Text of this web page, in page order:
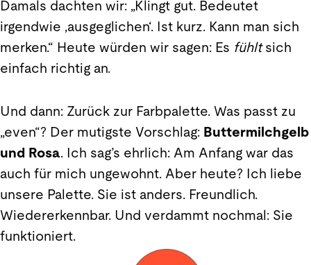
Damals dachten wir: „Klingt gut. Bedeutet
irgendwie ‚ausgeglichen‘. Ist kurz. Kann man sich
merken.“ Heute würden wir sagen: Es fühltsich
einfach richtig an.
Und dann: Zurück zur Farbpalette. Was passt zu
„even“? Der mutigste Vorschlag: Buttermilchgelb
und Rosa. Ich sag’s ehrlich: Am Anfang war das
auch für mich ungewohnt. Aber heute? Ich liebe
unsere Palette. Sie ist anders. Freundlich.
Wiedererkennbar. Und verdammt nochmal: Sie
funktioniert.